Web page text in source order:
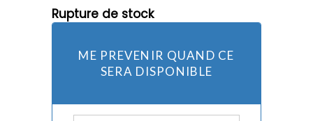
Rupture de stock
ME PREVENIR QUAND CE
SERA DISPONIBLE